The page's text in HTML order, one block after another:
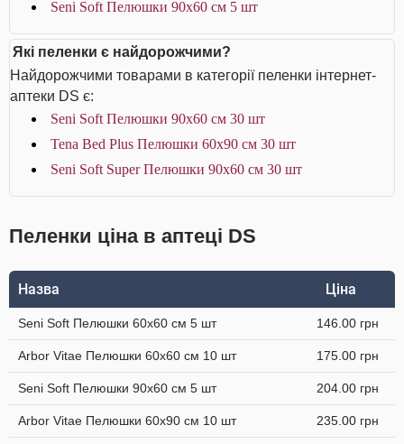
Seni Soft Пелюшки 90х60 см 5 шт
Які пеленки є найдорожчими?
Найдорожчими товарами в категорії пеленки інтернет-
аптеки DS є:
Seni Soft Пелюшки 90х60 см 30 шт
Tena Bed Plus Пелюшки 60х90 см 30 шт
Seni Soft Super Пелюшки 90х60 см 30 шт
Пеленки ціна в аптеці DS
Назва Ціна
Seni Soft Пелюшки 60х60 см 5 шт 146.00 грн
Arbor Vitae Пелюшки 60х60 см 10 шт 175.00 грн
Seni Soft Пелюшки 90х60 см 5 шт 204.00 грн
Arbor Vitae Пелюшки 60х90 см 10 шт 235.00 грн